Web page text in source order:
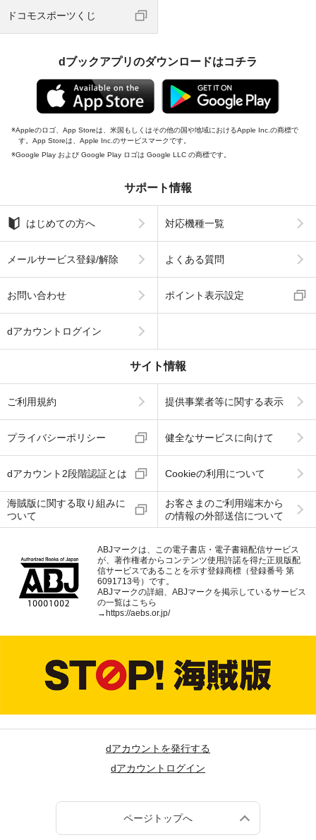
ドコモスポーツくじ
dブックアプリのダウンロードはコチラ
Appleのロゴ、App Storeは、米国もしくはその他の国や地域におけるApple Inc.の商標で
す。App Storeは、Apple Inc.のサービスマークです。
Google Play および Google Play ロゴは Google LLC の商標です。
サポート情報
はじめての方へ 対応機種一覧
メールサービス登録/解除 よくある質問
お問い合わせ ポイント表示設定
dアカウントログイン
サイト情報
ご利用規約 提供事業者等に関する表示
プライバシーポリシー 健全なサービスに向けて
dアカウント2段階認証とは Cookieの利用について
海賊版に関する取り組みに
ついて
お客さまのご利用端末から
の情報の外部送信について
ABJマークは、この電子書店・電子書籍配信サービス
が、著作権者からコンテンツ使用許諾を得た正規版配
信サービスであることを示す登録商標（登録番号 第
6091713号）です。
ABJマークの詳細、ABJマークを掲示しているサービス
の一覧はこちら
→ https://aebs.or.jp/
dアカウントを発行する
dアカウントログイン
ページトップへ